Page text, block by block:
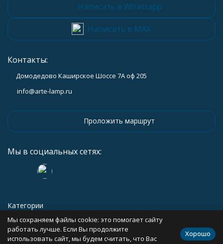
Написать в Whatsapp
Написать в MAX
Контакты:
Домодедово Каширское Шоссе 7А оф 205
info@arte-lamp.ru
Проложить маршрут
Мы в социальных сетях:
Категории
Информация
Мы сохраняем файлы cookie: это помогает сайту
работать лучше. Если Вы продолжите
использовать сайт, мы будем считать, что Вас
Хорошо